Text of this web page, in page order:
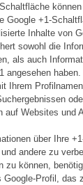
Google +1-
Inhalte von
sowohl die
als auch
angesehen
Ihrem
auf Websites und
über Ihre
andere zu
zu können,
Profil, das